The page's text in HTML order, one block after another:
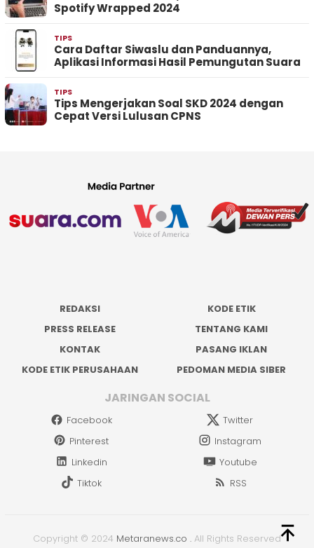
Spotify Wrapped 2024
TIPS
Cara Daftar Siwaslu dan Panduannya,
Aplikasi Informasi Hasil Pemungutan Suara
TIPS
Tips Mengerjakan Soal SKD 2024 dengan
Cepat Versi Lulusan CPNS
REDAKSI
KODE ETIK
PRESS RELEASE
TENTANG KAMI
KONTAK
PASANG IKLAN
KODE ETIK PERUSAHAAN
PEDOMAN MEDIA SIBER
JARINGAN SOCIAL
Facebook
Twitter
Pinterest
Instagram
Linkedin
Youtube
Tiktok
RSS
Copyright © 2024 Metaranews.co . All Rights Reserved